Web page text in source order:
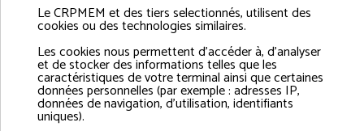
Les filets
Le CRPMEM et des tiers selectionnés, utilisent des
cookies ou des technologies similaires.
Les cookies nous permettent d'accéder à, d'analyser
et de stocker des informations telles que les
caractéristiques de votre terminal ainsi que certaines
données personnelles (par exemple : adresses IP,
données de navigation, d'utilisation, identifiants
uniques).